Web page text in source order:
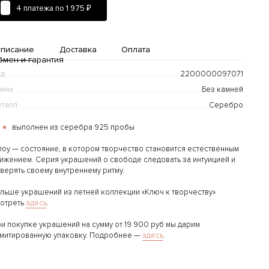
4 платежа по 1 975 ₽
2200000097071
Без камней
Серебро
выполнен из серебра 925 пробы
— состояние, в котором творчество становится естественным
Серия украшений о свободе следовать за интуицией и
своему внутреннему ритму.
украшений из летней коллекции «Ключ к творчеству»
здесь.
покупке украшений на сумму от 19 900 руб мы дарим
упаковку. Подробнее —здесь.
Доставка
Доставка и оплата
Оплата
и гарантия